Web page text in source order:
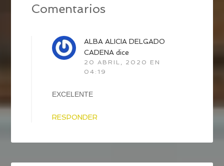
Comentarios
ALBA ALICIA DELGADO
CADENA dice
20 ABRIL, 2020 EN
04:19
EXCELENTE
RESPONDER